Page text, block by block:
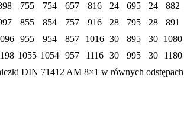
755 754 657 816 24 695 24
882
855 854 757 916 28 795 28
891
955 954 857 1016 30 895 30 1080
1055 1054 957 1116 30 995 30
1180
DIN 71412 AM 8×1 w równych odstępach